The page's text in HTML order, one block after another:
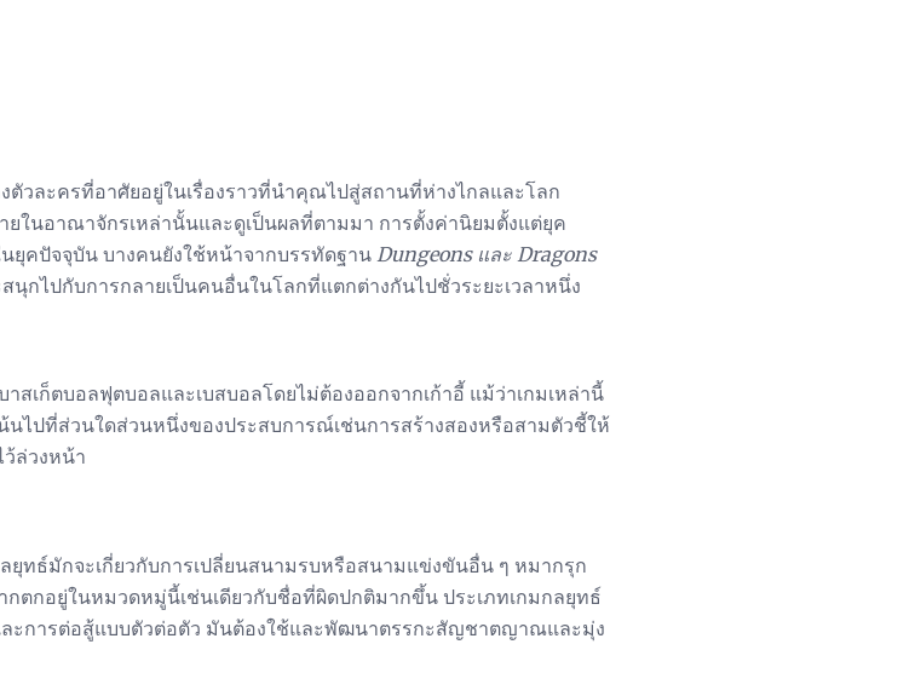
วละครที่อาศัยอยู่ในเรื่องราวที่นำคุณไปสู่สถานที่ห่างไกลและโลก
ในอาณาจักรเหล่านั้นและดูเป็นผลที่ตามมา การตั้งค่านิยมตั้งแต่ยุค
ยุคปัจจุบัน บางคนยังใช้หน้าจากบรรทัดฐาน Dungeons และ Dragons
นุกไปกับการกลายเป็นคนอื่นในโลกที่แตกต่างกันไปชั่วระยะเวลาหนึ่ง
เก็ตบอลฟุตบอลและเบสบอลโดยไม่ต้องออกจากเก้าอี้ แม้ว่าเกมเหล่านี้
นไปที่ส่วนใดส่วนหนึ่งของประสบการณ์เช่นการสร้างสองหรือสามตัวชี้ให้
ล่วงหน้า
ยุทธ์มักจะเกี่ยวกับการเปลี่ยนสนามรบหรือสนามแข่งขันอื่น ๆ หมากรุก
ตกอยู่ในหมวดหมู่นี้เช่นเดียวกับชื่อที่ผิดปกติมากขึ้น ประเภทเกมกลยุทธ์
ะการต่อสู้แบบตัวต่อตัว มันต้องใช้และพัฒนาตรรกะสัญชาตญาณและมุ่ง